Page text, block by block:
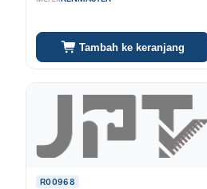
Tambah ke keranjang
R00968